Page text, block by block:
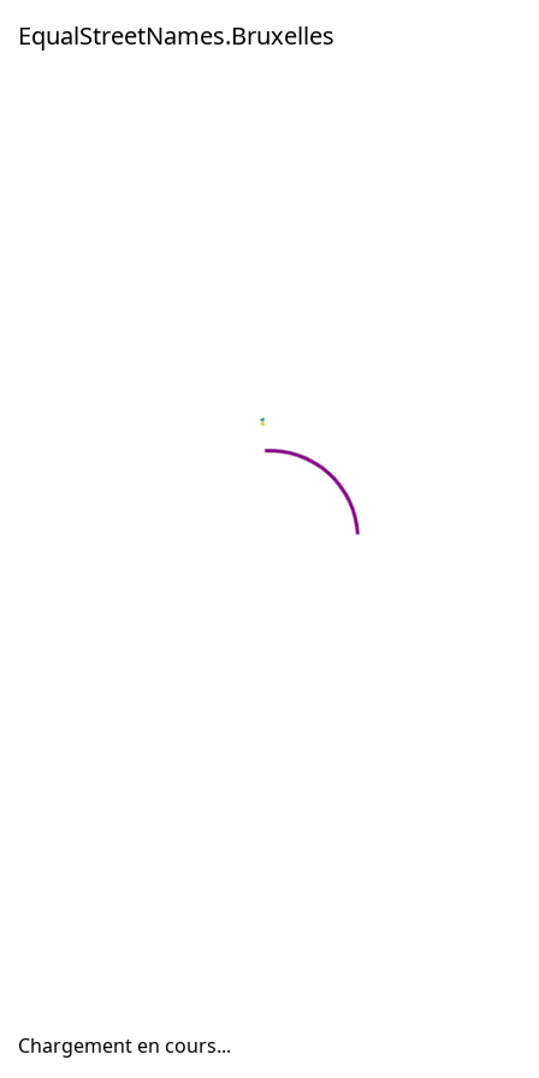
EqualStreetNames.Bruxelles
Chargement en cours...
EqualStreetNames.Bruxelles